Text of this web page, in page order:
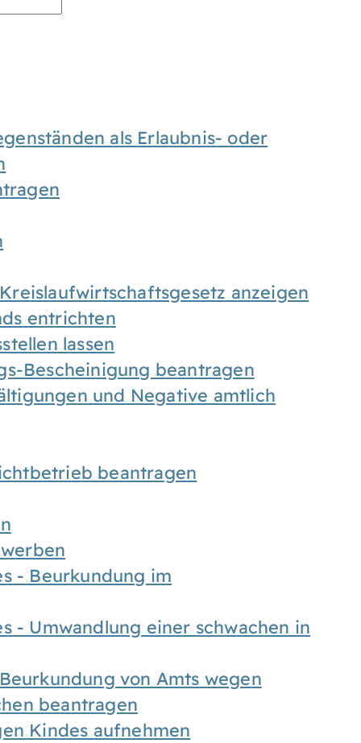
als Erlaubnis- oder
anzeigen
entrichten
lassen
Bescheinigung beantragen
und Negative amtlich
beantragen
- Beurkundung im
- Umwandlung einer schwachen in
von Amts wegen
beantragen
Kindes aufnehmen